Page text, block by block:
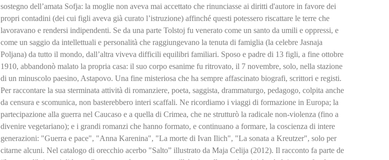
sostegno dell’amata Sofja: la moglie non aveva mai accettato che rinunciasse ai diritti d'autore in favore dei
propri contadini (dei cui figli aveva già curato l’istruzione) affinché questi potessero riscattare le terre che
lavoravano e rendersi indipendenti. Se da una parte Tolstoj fu venerato come un santo da umili e oppressi, e
come un saggio da intellettuali e personalità che raggiungevano la tenuta di famiglia (la celebre Jasnaja
Poljana) da tutto il mondo, dall’altra viveva difficili equilibri familiari. Sposo e padre di 13 figli, a fine ottobre
1910, abbandonò malato la propria casa: il suo corpo esanime fu ritrovato, il 7 novembre, solo, nella stazione
di un minuscolo paesino, Astapovo. Una fine misteriosa che ha sempre affascinato biografi, scrittori e registi.
Per raccontare la sua sterminata attività di romanziere, poeta, saggista, drammaturgo, pedagogo, colpita anche
da censura e scomunica, non basterebbero interi scaffali. Ne ricordiamo i viaggi di formazione in Europa; la
partecipazione alla guerra nel Caucaso e a quella di Crimea, che ne strutturò la radicale non-violenza (fino a
divenire vegetariano); e i grandi romanzi che hanno formato, e continuano a formare, la coscienza di intere
generazioni: "Guerra e pace", "Anna Karenina", "La morte di Ivan Ilich", "La sonata a Kreutzer", solo per
citarne alcuni. Nel catalogo di orecchio acerbo "Salto” illustrato da Maja Celija (2012). Il racconto fa parte de